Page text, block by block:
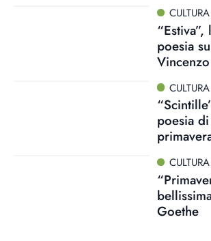
CULTURA
poesia
CULTURA
poesia
CULTURA
Goethe